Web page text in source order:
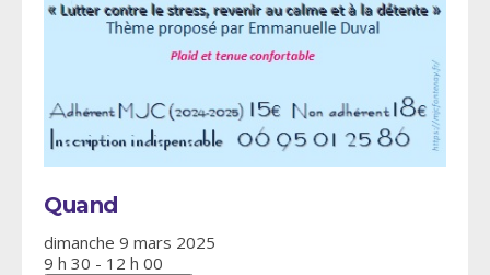
Quand
dimanche 9 mars 2025
9 h 30 - 12 h 00